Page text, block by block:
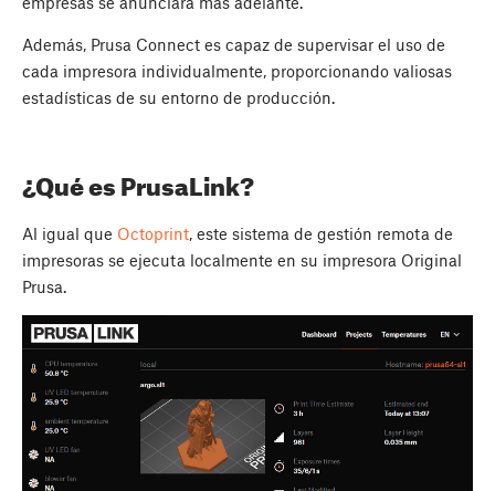
Además, Prusa Connect es capaz de supervisar el uso de
cada impresora individualmente, proporcionando valiosas
estadísticas de su entorno de producción.
¿Qué es PrusaLink?
Al igual que Octoprint, este sistema de gestión remota de
impresoras se ejecuta localmente en su impresora Original
Prusa.